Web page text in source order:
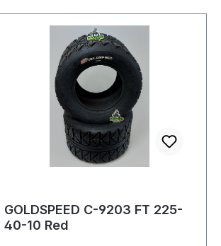
GOLDSPEED C-9203 FT 225-
40-10 Red